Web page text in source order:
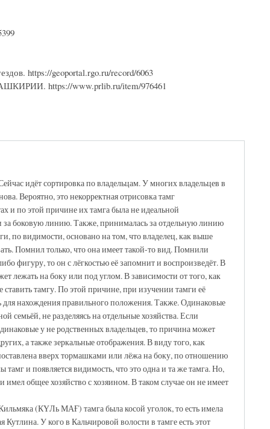
https://geoportal.rgo.ru/record/6063
https://www.prlib.ru/item/976461
идёт сортировка по владельцам. У многих владельцев в
Вероятно, это некорректная отрисовка тамг
и по этой причине их тамга была не идеальной
боковую линию. Также, принималась за отдельную линию
по видимости, основано на том, что владелец, как выше
Помнил только, что она имеет такой-то вид. Помнили
фигуру, то он с лёгкостью её запомнит и воспроизведёт. В
лежать на боку или под углом. В зависимости от того, как
тамгу. По этой причине, при изучении тамги её
для нахождения правильного положения. Также. Одинаковые
семьёй, не разделяясь на отдельные хозяйства. Если
у не родственных владельцев, то причина может
а также зеркальные отображения. В виду того, как
вверх тормашками или лёжа на боку, по отношению
и появляется видимость, что это одна и та же тамга. Но,
общее хозяйство с хозяином. В таком случае он не имеет
(КҮЛь МАҒ) тамга была косой уголок, то есть имела
У кого в Кальчировой волости в тамге есть этот